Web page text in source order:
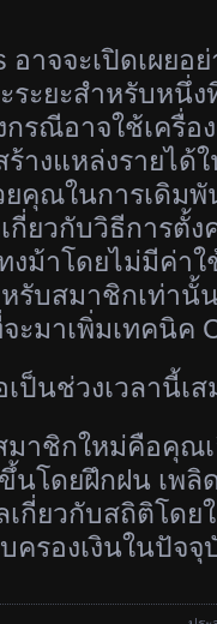
อาจจะเปิดเผย
ะยะสำหรับหนึ่ง
รณีอาจใช้เครื่อ
างแหล่งรายไ
คุณในการเดิม
กี่ยวกับวิธีการตั้
งม้าโดยไม่มีค่าใ
รับสมาชิกเท่านั้
มาเพิ่มเทคนิค
ป็นช่วงเวลานี้เส
มาชิกใหม่คือคุณ
นโดยฝึกฝน เพ
กี่ยวกับสถิติโดย
ครองเงินในปัจจุ